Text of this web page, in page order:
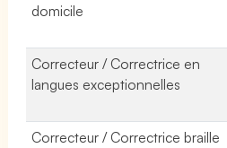
domicile
Correcteur / Correctrice en
langues exceptionnelles
Correcteur / Correctrice braille